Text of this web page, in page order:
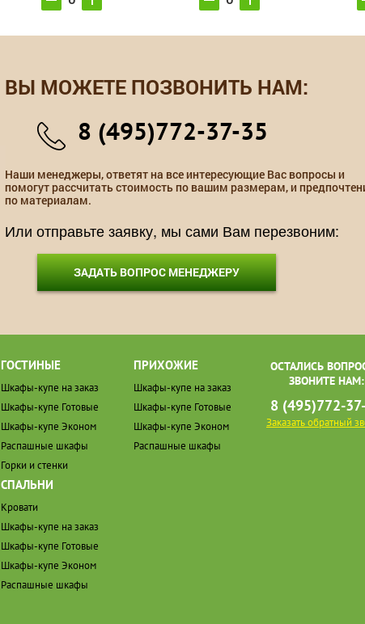
ВЫ МОЖЕТЕ ПОЗВОНИТЬ НАМ:
8 (495)772-37-35
Наши менеджеры, ответят на все интересующие Вас вопросы и
помогут рассчитать стоимость по вашим размерам, и
по материалам.
Или отправьте заявку, мы сами Вам перезвоним:
ЗАДАТЬ ВОПРОС МЕНЕДЖЕРУ
ГОСТИНЫЕ
Шкафы-купе на заказ
Шкафы-купе Готовые
Шкафы-купе Эконом
Распашные шкафы
Горки и стенки
СПАЛЬНИ
Кровати
Шкафы-купе на заказ
Шкафы-купе Готовые
Шкафы-купе Эконом
Распашные шкафы
ПРИХОЖИЕ
Шкафы-купе на заказ
Шкафы-купе Готовые
Шкафы-купе Эконом
Распашные шкафы
ОСТАЛИСЬ
ЗВОНИТЕ НАМ:
8 (495)772-
Заказать обратный